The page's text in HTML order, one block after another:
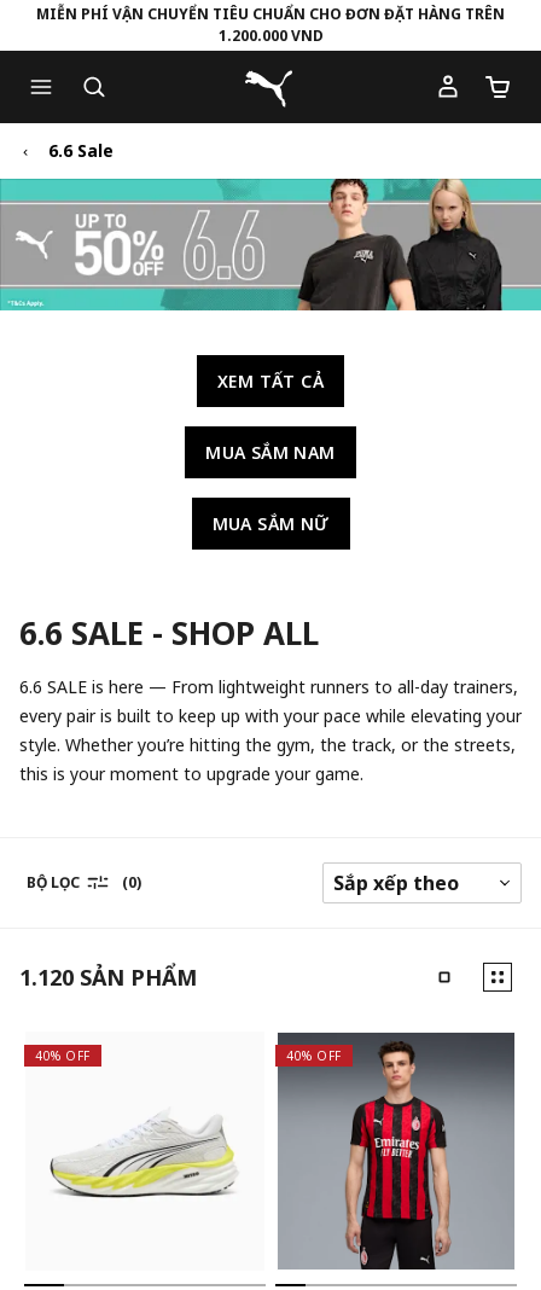
to
Main
content
to
Footer
Content
MIỄN PHÍ VẬN CHUYỂN TIÊU CHUẨN CHO ĐƠN ĐẶT HÀNG TRÊN
1.200.000 VND
Puma Trang chủ
Số
6.6 Sale
XEM TẤT CẢ
MUA SẮM NAM
MUA SẮM NỮ
6.6 SALE - SHOP ALL
6.6 SALE is here — From lightweight runners to all-day trainers,
every pair is built to keep up with your pace while elevating your
style. Whether you’re hitting the gym, the track, or the streets,
this is your moment to upgrade your game.
BỘ LỌC (0)
1.120 SẢN PHẨM
40% OFF 40% OFF